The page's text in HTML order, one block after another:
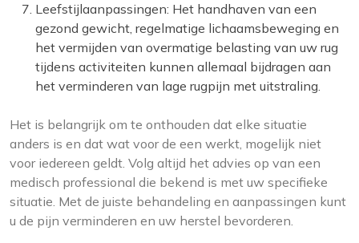
Leefstijlaanpassingen: Het handhaven van een
gezond gewicht, regelmatige lichaamsbeweging en
het vermijden van overmatige belasting van uw rug
tijdens activiteiten kunnen allemaal bijdragen aan
het verminderen van lage rugpijn met uitstraling.
Het is belangrijk om te onthouden dat elke situatie
anders is en dat wat voor de een werkt, mogelijk niet
voor iedereen geldt. Volg altijd het advies op van een
medisch professional die bekend is met uw specifieke
situatie. Met de juiste behandeling en aanpassingen kunt
u de pijn verminderen en uw herstel bevorderen.